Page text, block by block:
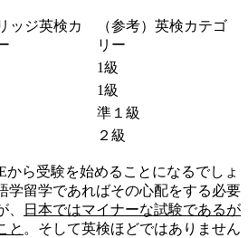
ッジ英検カ
（参考）英検カテゴ
リー
1級
1級
準１級
２級
から受験を始めることになるでしょ
学留学であればその心配をする必要
日本ではマイナーな試験であるが
と 。そして英検ほどではありません